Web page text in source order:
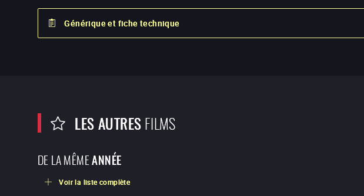
Générique et fiche technique
LES AUTRESFILMS
DE LA MÊMEANNÉE
Voir la liste complète